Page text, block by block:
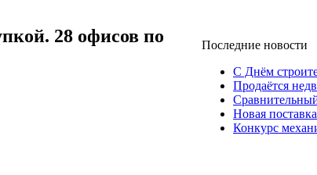
Последние новости
С Днём
Продаётся
Новая поставка
Конкурс
28 офисов по